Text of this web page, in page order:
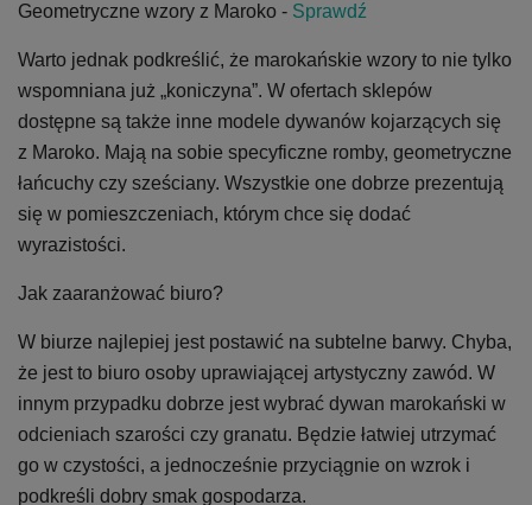
Geometryczne wzory z Maroko - Sprawdź
Warto jednak podkreślić, że marokańskie wzory to nie tylko
wspomniana już „koniczyna”. W ofertach sklepów
dostępne są także inne modele dywanów kojarzących się
z Maroko. Mają na sobie specyficzne romby, geometryczne
łańcuchy czy sześciany. Wszystkie one dobrze prezentują
się w pomieszczeniach, którym chce się dodać
wyrazistości.
Jak zaaranżować biuro?
W biurze najlepiej jest postawić na subtelne barwy. Chyba,
że jest to biuro osoby uprawiającej artystyczny zawód. W
innym przypadku dobrze jest wybrać dywan marokański w
odcieniach szarości czy granatu. Będzie łatwiej utrzymać
go w czystości, a jednocześnie przyciągnie on wzrok i
podkreśli dobry smak gospodarza.